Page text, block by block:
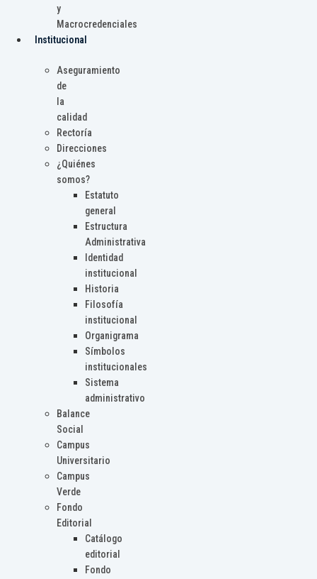
y
Macrocredenciales
Institucional
Aseguramiento
de
la
calidad
Rectoría
Direcciones
¿Quiénes
somos?
Estatuto
general
Estructura
Administrativa
Identidad
institucional
Historia
Filosofía
institucional
Organigrama
Símbolos
institucionales
Sistema
administrativo
Balance
Social
Campus
Universitario
Campus
Verde
Fondo
Editorial
Catálogo
editorial
Fondo